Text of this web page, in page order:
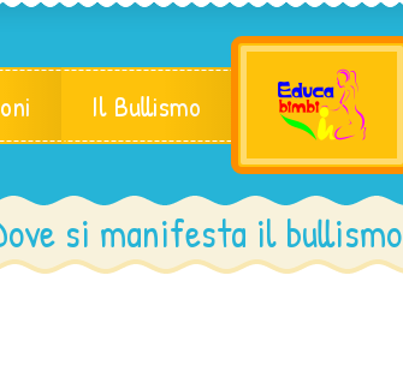
Il Bullismo
si manifesta il bullismo